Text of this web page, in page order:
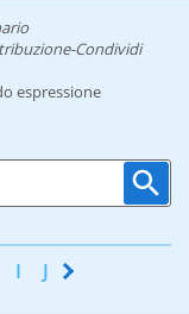
Condividi
espressione
I J K